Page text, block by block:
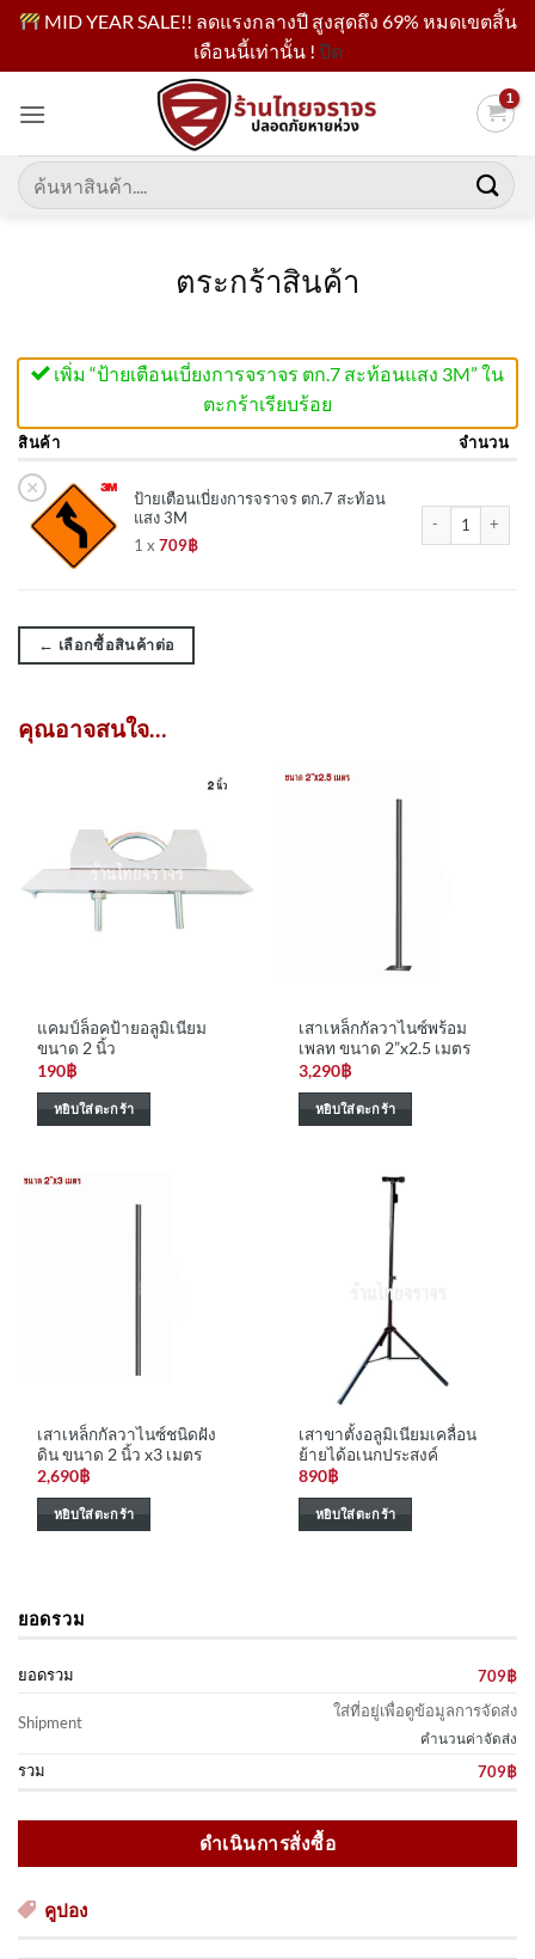
MID YEAR SALE!! ลดแรงกลางปี สูงสุดถึง 69% หมดเขตสิ้น
เดือนนี้เท่านั้น ! ปิด
เนื้อหา
ค้นหา:
ตระกร้าสินค้า
เพิ่ม “ป้ายเตือนเบี่ยงการจราจร ตก.7 สะท้อนแสง 3M” ใน
ตะกร้าเรียบร้อย
สินค้า จำนวน
×
ป้ายเตือนเบี่ยงการจราจร ตก.7 สะท้อน
แสง 3M
1 x709฿
← เลือกซื้อสินค้าต่อ
คุณอาจสนใจ…
แคมป์ล็อคป้ายอลูมิเนียม
ขนาด 2 นิ้ว
190฿
หยิบใส่ตะกร้า
เสาเหล็กกัลวาไนซ์พร้อม
เพลท ขนาด 2”x2.5 เมตร
3,290฿
หยิบใส่ตะกร้า
เสาเหล็กกัลวาไนซ์ชนิดฝัง
ดิน ขนาด 2 นิ้ว x3 เมตร
2,690฿
หยิบใส่ตะกร้า
เสาขาตั้งอลูมิเนียมเคลื่อน
ย้ายได้อเนกประสงค์
890฿
หยิบใส่ตะกร้า
ยอดรวม
ยอดรวม 709฿
Shipment
ใส่ที่อยู่เพื่อดูข้อมูลการจัดส่ง
คำนวนค่าจัดส่ง
รวม 709฿
ดำเนินการสั่งซื้อ
คูปอง